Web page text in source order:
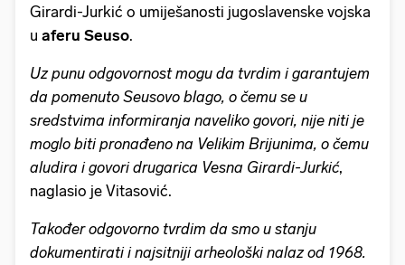
Girardi-Jurkić o umiješanosti jugoslavenske vojska
u aferu Seuso.
Uz punu odgovornost mogu da tvrdim i garantujem
da pomenuto Seusovo blago, o čemu se u
sredstvima informiranja naveliko govori, nije niti je
moglo biti pronađeno na Velikim Brijunima, o čemu
aludira i govori drugarica Vesna Girardi-Jurkić,
naglasio je Vitasović.
Također odgovorno tvrdim da smo u stanju
dokumentirati i najsitniji arheološki nalaz od 1968.